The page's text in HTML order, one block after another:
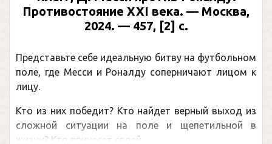
Противостояние XXI века. — Москва,
2024. — 457, [2] с.
Представьте себе идеальную битву на футбольном
поле, где Месси и Роналду соперничают лицом к
лицу.
Кто из них победит? Кто найдет верный выход из
сложной ситуации на поле и щепетильной в
жизни? Кто принесет своей ...